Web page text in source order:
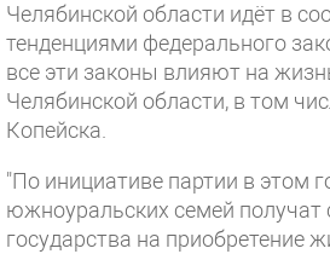
Челябинской области идёт в
тенденциями федерального
все эти законы влияют на
Челябинской области, в том
Копейска.
"По инициативе партии в этом
южноуральских семей получат
государства на приобретение